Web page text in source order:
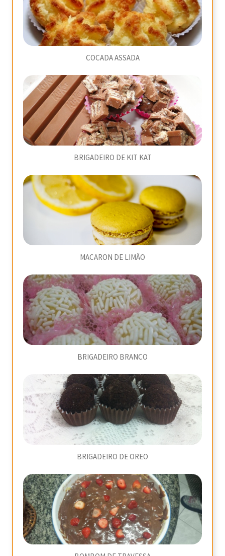
COCADA ASSADA
BRIGADEIRO DE KIT KAT
MACARON DE LIMÃO
BRIGADEIRO BRANCO
BRIGADEIRO DE OREO